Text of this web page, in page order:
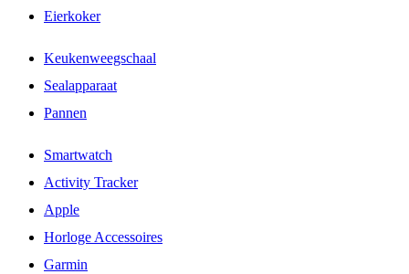
Eierkoker
Keukenweegschaal
Sealapparaat
Pannen
Smartwatch
Activity Tracker
Apple
Horloge Accessoires
Garmin